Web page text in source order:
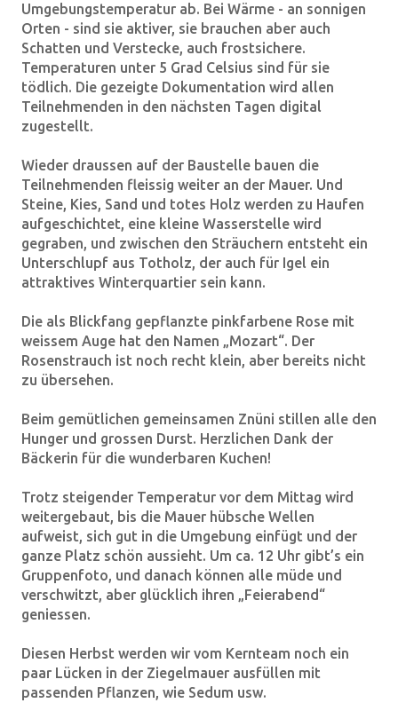
Umgebungstemperatur ab. Bei Wärme - an sonnigen
Orten - sind sie aktiver, sie brauchen aber auch
Schatten und Verstecke, auch frostsichere.
Temperaturen unter 5 Grad Celsius sind für sie
tödlich. Die gezeigte Dokumentation wird allen
Teilnehmenden in den nächsten Tagen digital
zugestellt.
Wieder draussen auf der Baustelle bauen die
Teilnehmenden fleissig weiter an der Mauer. Und
Steine, Kies, Sand und totes Holz werden zu Haufen
aufgeschichtet, eine kleine Wasserstelle wird
gegraben, und zwischen den Sträuchern entsteht ein
Unterschlupf aus Totholz, der auch für Igel ein
attraktives Winterquartier sein kann.
Die als Blickfang gepflanzte pinkfarbene Rose mit
weissem Auge hat den Namen „Mozart“. Der
Rosenstrauch ist noch recht klein, aber bereits nicht
zu übersehen.
Beim gemütlichen gemeinsamen Znüni stillen alle den
Hunger und grossen Durst. Herzlichen Dank der
Bäckerin für die wunderbaren Kuchen!
Trotz steigender Temperatur vor dem Mittag wird
weitergebaut, bis die Mauer hübsche Wellen
aufweist, sich gut in die Umgebung einfügt und der
ganze Platz schön aussieht. Um ca. 12 Uhr gibt’s ein
Gruppenfoto, und danach können alle müde und
verschwitzt, aber glücklich ihren „Feierabend“
geniessen.
Diesen Herbst werden wir vom Kernteam noch ein
paar Lücken in der Ziegelmauer ausfüllen mit
passenden Pflanzen, wie Sedum usw.